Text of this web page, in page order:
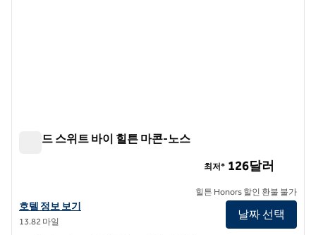
홈우드 스위트 바이 힐튼 마콘-노스
홈우드 스위트 바이 힐튼 마콘-노스의 호텔 정보 보기
호텔 정보 보기
13.82 마일
최저* 126달러
힐튼 Honors 할인 환불 불가
날짜 선택